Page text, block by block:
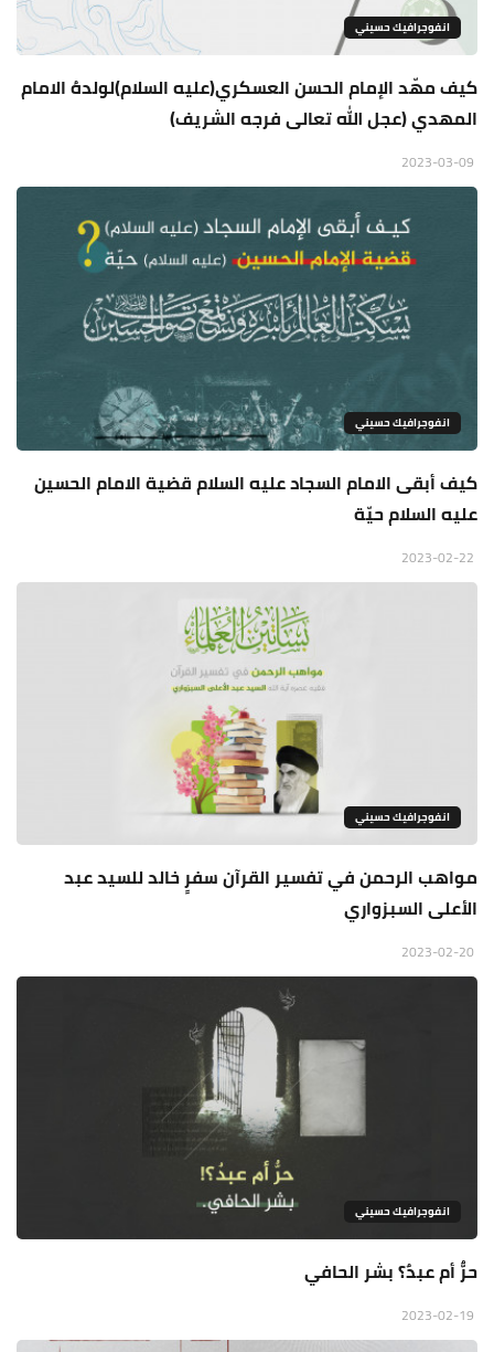
انفوجرافيك حسيني
كيف مهّد الإمام الحسن العسكري(عليه السلام)لولدهُ الامام
المهدي (عجل الله تعالى فرجه الشريف)
انفوجرافيك حسيني
كيف أبقى الامام السجاد عليه السلام قضية الامام الحسين
عليه السلام حيّة
انفوجرافيك حسيني
مواهب الرحمن في تفسير القرآن سفرٍ خالد للسيد عبد
الأعلى السبزواري
انفوجرافيك حسيني
حرٌّ أم عبدٌ؟ بشر الحافي